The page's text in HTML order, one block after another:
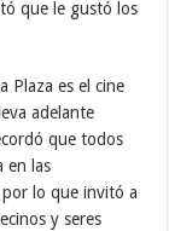
que le gustó los
Plaza es el cine
adelante
que todos
en las
lo que invitó a
y seres